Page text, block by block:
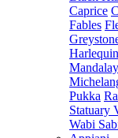
Caprice
Fables
Harlequin
Mandalay
Pukka
Statuary
Wabi